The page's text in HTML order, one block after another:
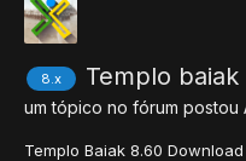
8.x Templo baiak
um tópico no fórum postou
Templo Baiak 8.60